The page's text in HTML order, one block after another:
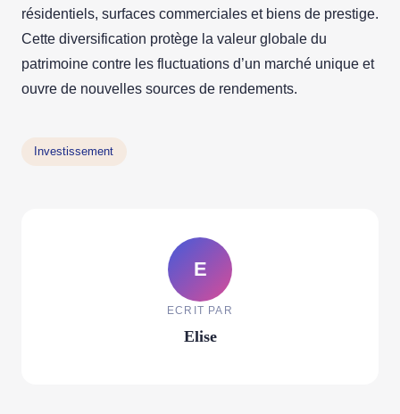
résidentiels, surfaces commerciales et biens de prestige.
Cette diversification protège la valeur globale du
patrimoine contre les fluctuations d’un marché unique et
ouvre de nouvelles sources de rendements.
Investissement
E
ECRIT PAR
Elise